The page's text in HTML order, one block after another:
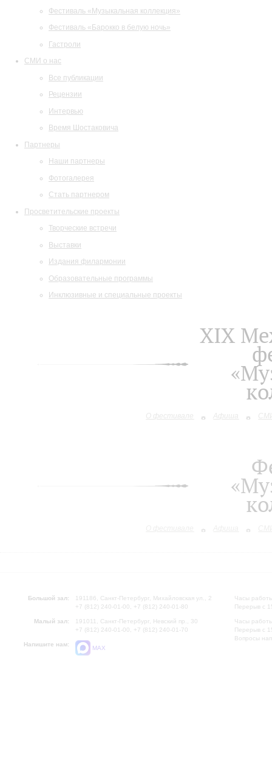
Фестиваль «Музыкальная коллекция»
Фестиваль «Барокко в белую ночь»
Гастроли
СМИ о нас
Все публикации
Рецензии
Интервью
Время Шостаковича
Партнеры
Наши партнеры
Фотогалерея
Стать партнером
Просветительские проекты
Творческие встречи
Выставки
Издания филармонии
Образовательные программы
Инклюзивные и специальные проекты
XIХ
О фестивале Афиша
Большой зал:
191186, Санкт-Петербург, Михайловская ул., 2
+7 (812) 240-01-00, +7 (812) 240-01-80
Малый зал:
191011, Санкт-Петербург, Невский пр., 30
+7 (812) 240-01-00, +7 (812) 240-01-70
Напишите нам:
MAX
Часы
Перерыв с
Часы
Перерыв с
Вопросы